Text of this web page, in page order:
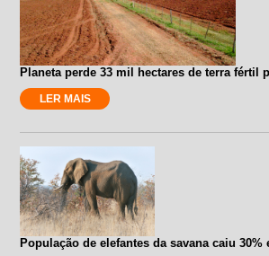
Planeta perde 33 mil hectares de terra fértil
LER MAIS
População de elefantes da savana caiu 30%